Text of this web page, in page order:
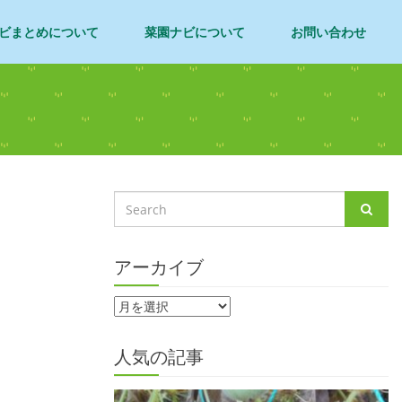
まとめについて 菜園ナビについて お問い合わせ
アーカイブ
人気の記事